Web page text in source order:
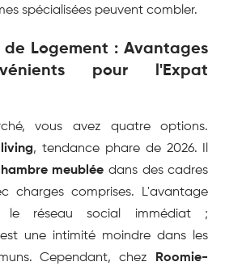
spécialisées peuvent combler.
de Logement : Avantages
pour l'Expat
vous avez quatre options.
, tendance phare de 2026. Il
meublée dans des cadres
charges comprises. L'avantage
le réseau social immédiat ;
une intimité moindre dans les
Cependant, chez
Roomie-